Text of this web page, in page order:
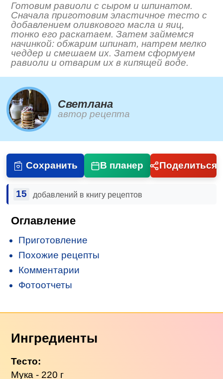
Готовим равиоли с сыром и шпинатом.
Сначала приготовим эластичное тесто с
добавлением оливкового масла и яиц,
тонко его раскатаем. Затем займемся
начинкой: обжарим шпинат, натрем мелко
чеддер и смешаем их. Затем сформуем
равиоли и отварим их в кипящей воде.
Светлана
автор рецепта
Сохранить В планер Поделиться
15 добавлений в книгу рецептов
Оглавление
Приготовление
Похожие рецепты
Комментарии
Фотоотчеты
Ингредиенты
Тесто:
Мука - 220 г